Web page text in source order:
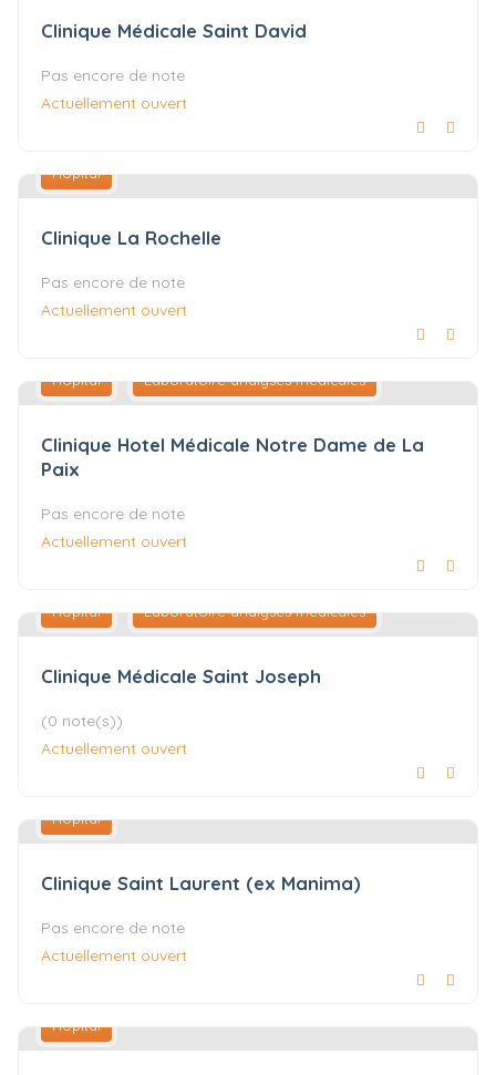
Clinique Médicale Saint David
Pas encore de note
Actuellement ouvert
Hôpital
Clinique La Rochelle
Pas encore de note
Actuellement ouvert
Hôpital Laboratoire analyses médicales
Clinique Hotel Médicale Notre Dame de La
Paix
Pas encore de note
Actuellement ouvert
Hôpital Laboratoire analyses médicales
Clinique Médicale Saint Joseph
(0 note(s))
Actuellement ouvert
Hôpital
Clinique Saint Laurent (ex Manima)
Pas encore de note
Actuellement ouvert
Hôpital